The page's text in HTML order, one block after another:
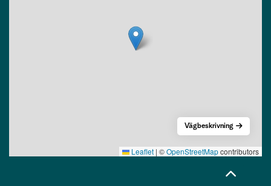
Leaflet | ©OpenStreetMapcontributors
Vägbeskrivning